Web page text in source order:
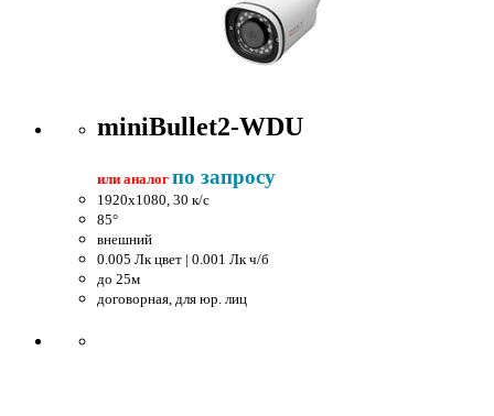
miniBullet2-WDU
или аналог по запросу
1920x1080, 30 к/c
85°
внешний
0.005 Лк цвет | 0.001 Лк ч/б
до 25м
договорная, для юр. лиц